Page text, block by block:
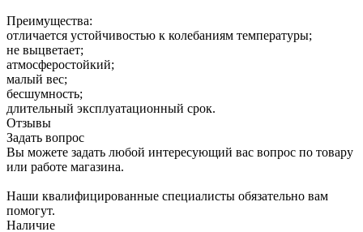
Преимущества:
отличается устойчивостью к колебаниям температуры;
не выцветает;
атмосферостойкий;
малый вес;
бесшумность;
длительный эксплуатационный срок.
Отзывы
Задать вопрос
Вы можете задать любой интересующий вас вопрос по товару
или работе магазина.
Наши квалифицированные специалисты обязательно вам
помогут.
Наличие